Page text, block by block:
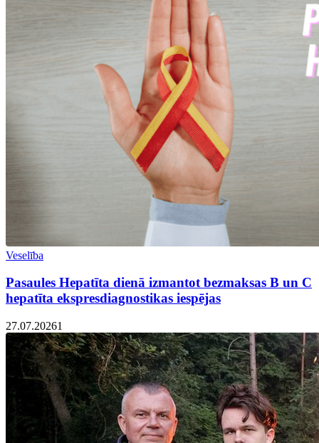
Veselība
Pasaules Hepatīta dienā izmantot bezmaksas B un C
hepatīta ekspresdiagnostikas iespējas
27.07.20261